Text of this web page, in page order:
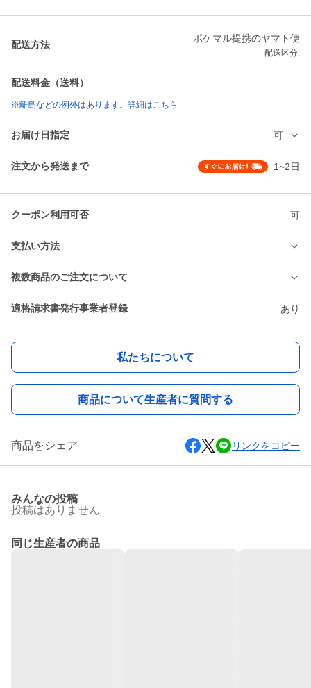
配送方法
ポケマル提携のヤマト便
配送区分:
配送料金（送料）
※離島などの例外はあります。詳細はこちら
お届け日指定 可
注文から発送まで 1~2日
クーポン利用可否 可
支払い方法
複数商品のご注文について
適格請求書発行事業者登録 あり
私たちについて
商品について生産者に質問する
商品をシェア リンクをコピー
みんなの投稿
投稿はありません
同じ生産者の商品